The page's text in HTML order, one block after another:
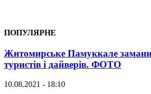
ПОПУЛЯРНЕ
Житомирське Памуккале
туристів і дайверів. ФОТО
10.08.2021 - 18:10